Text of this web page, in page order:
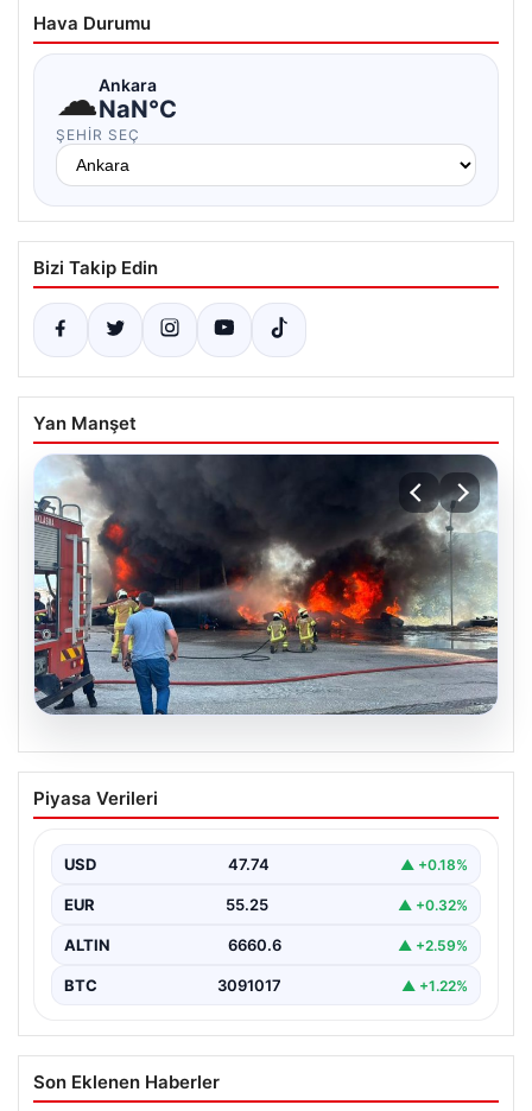
Hava Durumu
☁Ankara
NaN°C
ŞEHIR SEÇ
Bizi Takip Edin
Yan Manşet
06.08.2026
Bursa Orhangazi’de Bir Tamirhane
Yanarak Kor Oldu
geldi ve bölgedeki birçok noktadan görülebilen
yüksek…
Piyasa Verileri
USD 47.74 ▲ +0.18%
EUR 55.25 ▲ +0.32%
ALTIN 6660.6 ▲ +2.59%
BTC 3091017 ▲ +1.22%
Son Eklenen Haberler